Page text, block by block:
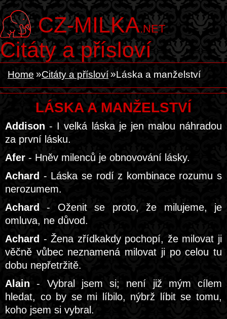
CZ-MILKA.NET
Citáty a přísloví
Home Citáty a přísloví Láska a manželství
LÁSKA A MANŽELSTVÍ
Addison - I velká láska je jen malou náhradou
za první lásku.
Afer - Hněv milenců je obnovování lásky.
Achard - Láska se rodí z kombinace rozumu s
nerozumem.
Achard
- Oženit se proto, že milujeme, je
omluva, ne důvod.
Achard - Žena zřídkakdy pochopí, že milovat ji
věčně vůbec neznamená milovat ji po celou tu
dobu nepřetržitě.
Alain - Vybral jsem si; není již mým cílem
hledat, co by se mi líbilo, nýbrž líbit se tomu,
koho jsem si vybral.